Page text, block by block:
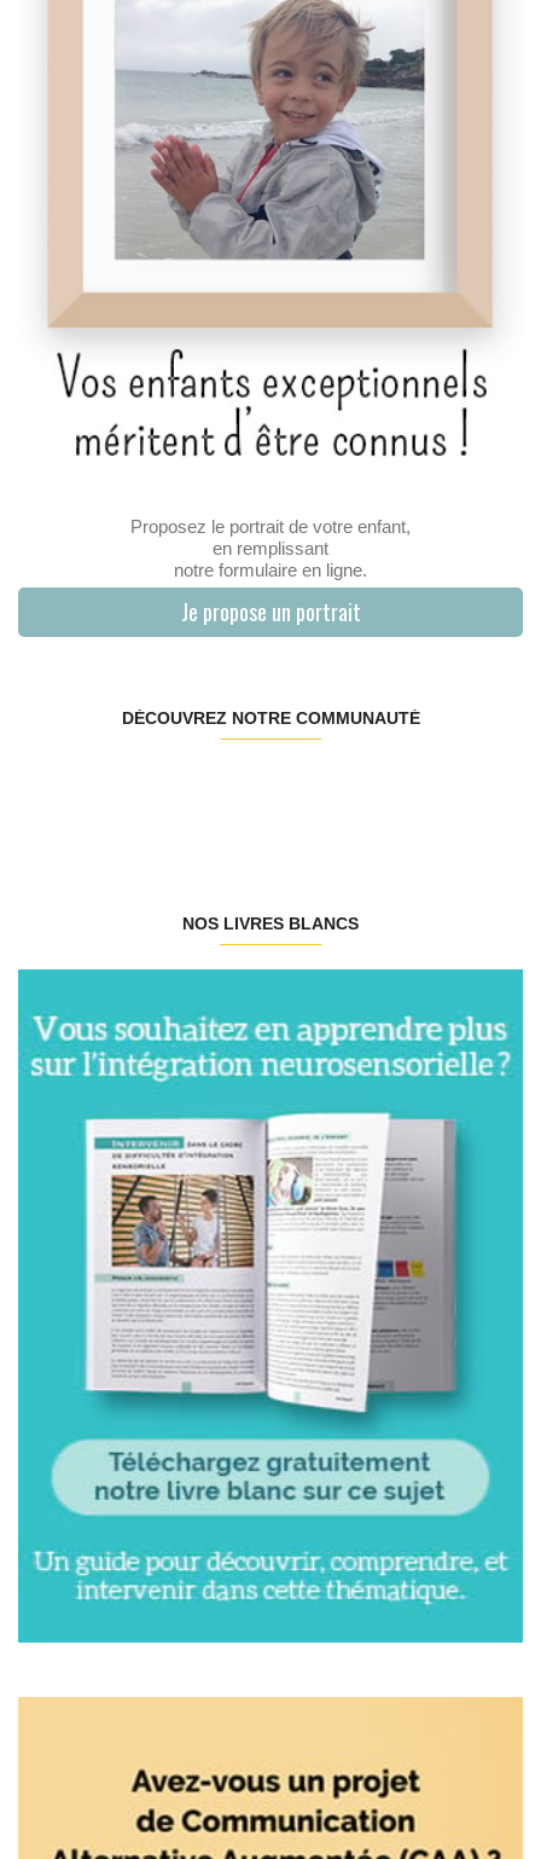
Proposez le portrait de votre enfant,
en remplissant
notre formulaire en ligne.
Je propose un portrait
DÉCOUVREZ NOTRE COMMUNAUTÉ
NOS LIVRES BLANCS